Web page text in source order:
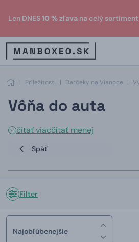
Len DNES10 % zľava na celý
| Príležitosti | Darčeky na Vianoce |
Vôňa do auta
čítať viacčítať menej
Späť
Filter
Najobľúbenejšie